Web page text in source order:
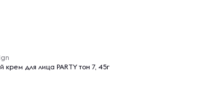
крем для лица PARTY тон 7, 45г